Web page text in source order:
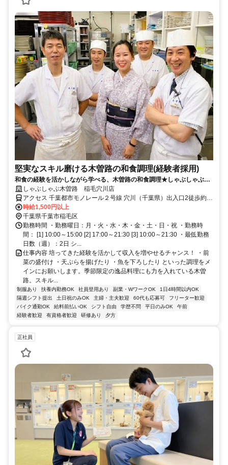
堅実なスキル磨ける木曽路の和食調理(経験者採用)
和食の経験を活かしながら学べる、木曽路の和食調理★しゃぶしゃぶを
生かす料理の神髄を伝授！
しゃぶしゃぶ木曽路 稲毛穴川店
アクセス 千葉都市モノレール２号線 穴川（千葉県）出入口2徒歩約6
分、千葉都市モノレール２号線 天台出入口1徒歩約12分、千葉都市モ
ノレール２号線 スポーツセンター出入口2徒歩約14分 千葉都市モノ
レール穴川駅より徒歩6分
時給1,500円以上
千葉県千葉市稲毛区
勤務時間 ・勤務曜日：月・火・水・木・金・土・日・祝 ・勤務時
間： [1] 10:00～15:00 [2] 17:00～21:30 [3] 10:00～21:30 ・最低勤務
日数（週）：2日 シ...
仕事内容 培ってきた経験を活かして収入を増やせるチャンス！ ・前
菜の盛付け ・天ぷらを揚げたり ・魚を下ろしたり といった調理をメ
インにお願いします。季節限定の逸品料理にも力を入れている木曽
路。スキル...
制服あり 扶養内勤務OK 社員登用あり 副業・WワークOK
1日4時間以内OK
隔週シフト提出
土日祝のみOK 主婦・主夫歓迎 60代も応募可
フリーター歓迎
バイク通勤OK
給料前払いOK シフト自由 学歴不問 平日のみOK
午前
経験者歓迎
有資格者歓迎 研修あり 夕方
正社員